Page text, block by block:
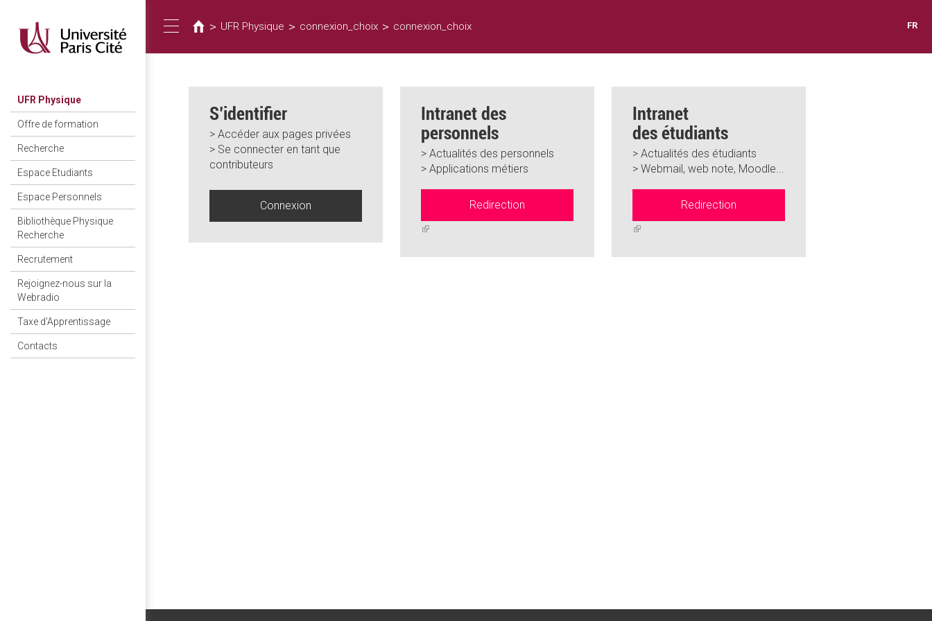
contenu
principal
UFR Physique
Offre de formation
Recherche
Espace Etudiants
Espace Personnels
Bibliothèque Physique
Recherche
Recrutement
Rejoignez-nous sur la
Webradio
Taxe d'Apprentissage
Contacts
Toggle
navigation
êtes
ici
> UFR Physique > connexion_choix > connexion_choix FR
S’identifier
> Accéder aux pages privées
> Se connecter en tant que
contributeurs
Connexion
Intranet des
personnels
> Actualités des personnels
> Applications métiers
Redirection
(link
external)
Intranet
des étudiants
> Actualités des étudiants
> Webmail, web note, Moodle...
Redirection
(link
external)